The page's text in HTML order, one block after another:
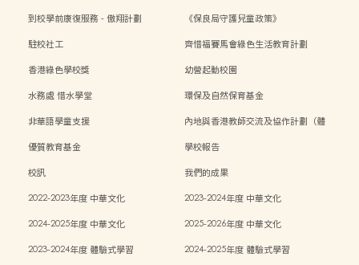
到校學前康復服務 - 傲翔計劃
《保良局守護兒童政策》
駐校社工
齊惜福賽馬會綠色生活教育計劃
香港綠色學校獎
幼營起動校園
水務處 惜水學堂
環保及自然保育基金
非華語學童支援
內地與香港教師交流及協作計劃（體
優質教育基金
學校報告
校訊
我們的成果
2022-2023年度 中華文化
2023-2024年度 中華文化
2024-2025年度 中華文化
2025-2026年度 中華文化
2023-2024年度 體驗式學習
2024-2025年度 體驗式學習